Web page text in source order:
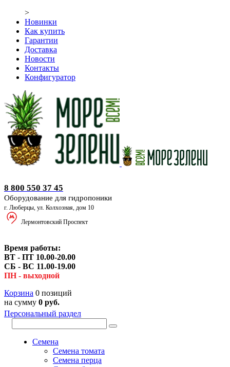
>
Новинки
Как купить
Гарантии
Доставка
Новости
Контакты
Конфигуратор
8 800 550 37 45
Оборудование для гидропоники
г. Люберцы, ул. Колхозная, дом 10
Лермонтовский Проспект
Время работы:
ВТ - ПТ 10.00-20.00
СБ - ВС 11.00-19.00
ПН - выходной
Корзина 0 позиций
на сумму 0 руб.
Персональный раздел
Семена
Семена томата
Семена перца